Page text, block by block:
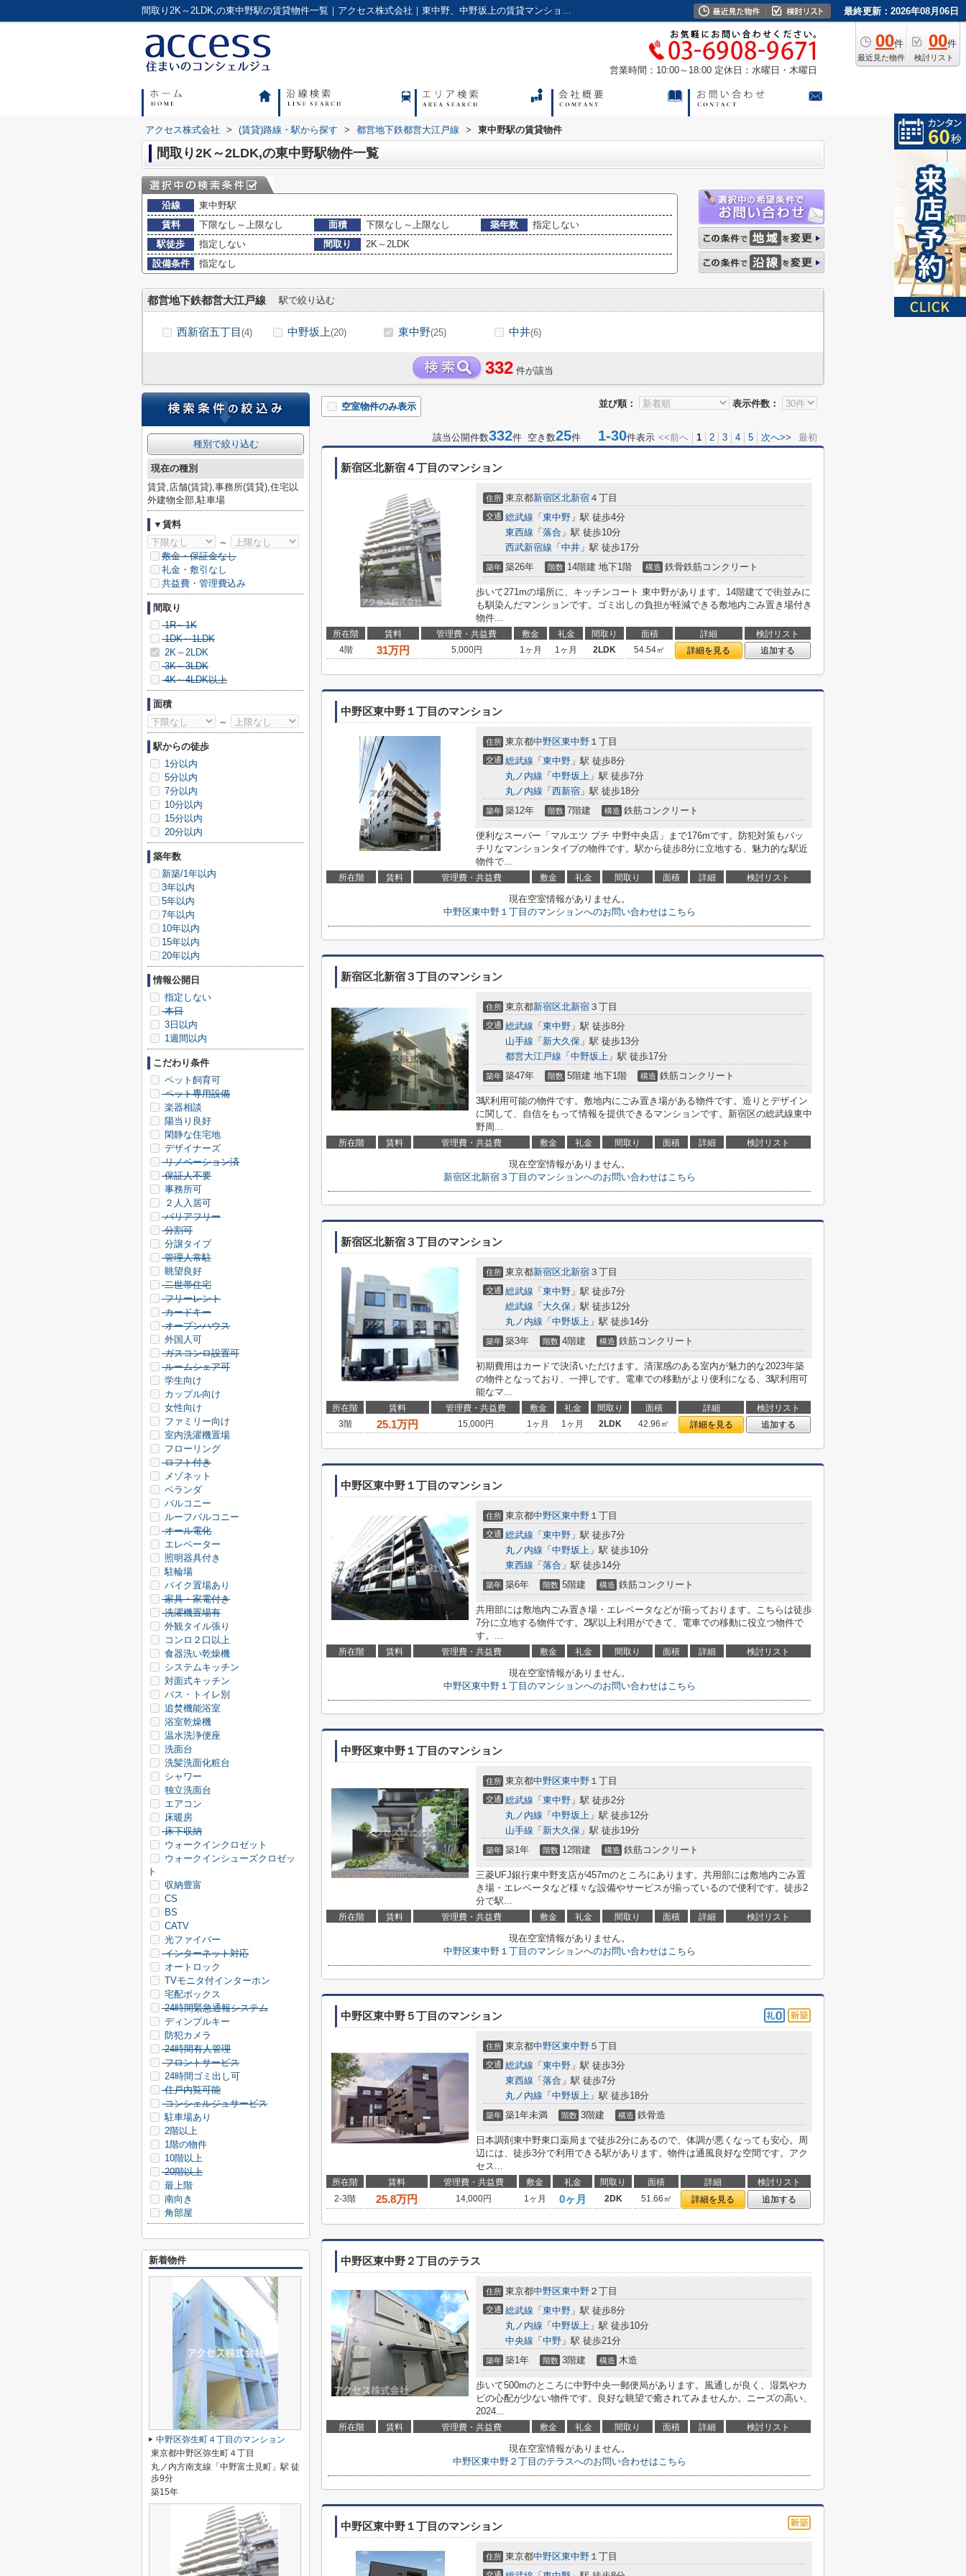
間取り2K～2LDK,の東中野駅の賃貸物件一覧｜アクセス株式会社｜東中野、中野坂上の賃貸マンションやアパートに強い不動産会社 最終更新：2026年08月06日
00件
最近見た物件
00件
検討リスト
営業時間：10:00～18:00 定休日：水曜日・木曜日
アクセス株式会社 > (賃貸)路線・駅から探す > 都営地下鉄都営大江戸線 > 東中野駅の賃貸物件
間取り2K～2LDK,の東中野駅物件一覧
沿線
東中野駅
賃料
下限なし～上限なし 面積 下限なし～上限なし 築年数
指定しない
駅徒歩
指定しない 間取り
2K～2LDK
設備条件
指定なし
都営地下鉄都営大江戸線 駅で絞り込む
西新宿五丁目 (4) 中野坂上(20) 東中野(25) 中井(6)
332 件が該当
並び順： 表示件数：
空室物件のみ表示
該当公開件数332件 空き数25件 1-30件表示 <<前へ 1 2 3 4 5 次へ>> 最初
新宿区北新宿４丁目のマンション
住所 東京都新宿区北新宿 ４丁目
交通 総武線 「 東中野 」駅 徒歩4分
東西線 「 落合 」駅 徒歩10分
西武新宿線 「 中井 」駅 徒歩17分
築年 築26年 階数 14階建 地下1階 構造 鉄骨鉄筋コンクリート
歩いて271mの場所に、キッチンコート 東中野があります。14階建てで街並みに
も馴染んだマンションです。ゴミ出しの負担が軽減できる敷地内ごみ置き場付き
物件...
所在階 賃料 管理費・共益費 敷金 礼金 間取り 面積 詳細
検討リスト
4階
31万円 5,000円 1ヶ月 1ヶ月 2LDK 54.54㎡ 詳細を見る 追加する
中野区東中野１丁目のマンション
住所 東京都中野区東中野 １丁目
交通 総武線 「 東中野 」駅 徒歩8分
丸ノ内線 「 中野坂上 」駅 徒歩7分
丸ノ内線 「 西新宿 」駅 徒歩18分
築年 築12年 階数 7階建 構造 鉄筋コンクリート
便利なスーパー「マルエツ プチ 中野中央店」まで176mです。防犯対策もバッ
チリなマンションタイプの物件です。駅から徒歩8分に立地する、魅力的な駅近
物件で...
所在階 賃料 管理費・共益費 敷金 礼金 間取り 面積 詳細 検討リスト
現在空室情報がありません。
中野区東中野１丁目のマンションへのお問い合わせはこちら
新宿区北新宿３丁目のマンション
住所 東京都新宿区北新宿 ３丁目
交通 総武線 「 東中野 」駅 徒歩8分
山手線 「 新大久保 」駅 徒歩13分
都営大江戸線 「 中野坂上 」駅 徒歩17分
築年 築47年 階数 5階建 地下1階 構造 鉄筋コンクリート
3駅利用可能の物件です。敷地内にごみ置き場がある物件です。造りとデザイン
に関して、自信をもって情報を提供できるマンションです。新宿区の総武線東中
野周...
所在階 賃料 管理費・共益費 敷金 礼金 間取り 面積 詳細 検討リスト
現在空室情報がありません。
新宿区北新宿３丁目のマンションへのお問い合わせはこちら
新宿区北新宿３丁目のマンション
住所 東京都新宿区北新宿 ３丁目
交通 総武線 「 東中野 」駅 徒歩7分
総武線 「 大久保 」駅 徒歩12分
丸ノ内線 「 中野坂上 」駅 徒歩14分
築年 築3年 階数 4階建 構造 鉄筋コンクリート
初期費用はカードで決済いただけます。清潔感のある室内が魅力的な2023年築
の物件となっており、一押しです。電車での移動がより便利になる、3駅利用可
能なマ...
所在階 賃料 管理費・共益費 敷金 礼金 間取り 面積 詳細
検討リスト
3階
25.1万円 15,000円 1ヶ月 1ヶ月 2LDK 42.96㎡ 詳細を見る 追加する
中野区東中野１丁目のマンション
住所 東京都中野区東中野 １丁目
交通 総武線 「 東中野 」駅 徒歩7分
丸ノ内線 「 中野坂上 」駅 徒歩10分
東西線 「 落合 」駅 徒歩14分
築年 築6年 階数 5階建 構造 鉄筋コンクリート
共用部には敷地内ごみ置き場・エレベータなどが揃っております。こちらは徒歩
7分に立地する物件です。2駅以上利用ができて、電車での移動に役立つ物件で
す。...
所在階 賃料 管理費・共益費 敷金 礼金 間取り 面積 詳細 検討リスト
現在空室情報がありません。
中野区東中野１丁目のマンションへのお問い合わせはこちら
中野区東中野１丁目のマンション
住所 東京都中野区東中野 １丁目
交通 総武線 「 東中野 」駅 徒歩2分
丸ノ内線 「 中野坂上 」駅 徒歩12分
山手線 「 新大久保 」駅 徒歩19分
築年 築1年 階数 12階建 構造 鉄筋コンクリート
三菱UFJ銀行東中野支店が457mのところにあります。共用部には敷地内ごみ置
き場・エレベータなど様々な設備やサービスが揃っているので便利です。徒歩2
分で駅...
所在階 賃料 管理費・共益費 敷金 礼金 間取り 面積 詳細 検討リスト
現在空室情報がありません。
中野区東中野１丁目のマンションへのお問い合わせはこちら
中野区東中野５丁目のマンション
住所 東京都中野区東中野 ５丁目
交通 総武線 「 東中野 」駅 徒歩3分
東西線 「 落合 」駅 徒歩7分
丸ノ内線 「 中野坂上 」駅 徒歩18分
築年 築1年未満 階数 3階建 構造 鉄骨造
日本調剤東中野東口薬局まで徒歩2分にあるので、体調が悪くなっても安心。周
辺には、徒歩3分で利用できる駅があります。物件は通風良好な空間です。アク
セス...
所在階 賃料 管理費・共益費 敷金 礼金 間取り 面積 詳細
検討リスト
2-3階
25.8万円 14,000円 1ヶ月 0ヶ月 2DK 51.66㎡ 詳細を見る 追加する
中野区東中野２丁目のテラス
住所 東京都中野区東中野 ２丁目
交通 総武線 「 東中野 」駅 徒歩8分
丸ノ内線 「 中野坂上 」駅 徒歩10分
中央線 「 中野 」駅 徒歩21分
築年 築1年 階数 3階建 構造 木造
歩いて500mのところに中野中央一郵便局があります。風通しが良く、湿気やカ
ビの心配が少ない物件です。良好な眺望で癒されてみませんか。ニーズの高い、
2024...
所在階 賃料 管理費・共益費 敷金 礼金 間取り 面積 詳細 検討リスト
現在空室情報がありません。
中野区東中野２丁目のテラスへのお問い合わせはこちら
中野区東中野１丁目のマンション
住所 東京都中野区東中野 １丁目
種別で絞り込む
現在の種別
賃貸,店舗(賃貸),事務所(賃貸),住宅以
外建物全部,駐車場
▼賃料
～
敷金・保証金なし
礼金・敷引なし
共益費・管理費込み
間取り
1R～1K
1DK～1LDK
2K～2LDK
3K～3LDK
4K～4LDK以上
面積
～
駅からの徒歩
1分以内
5分以内
7分以内
10分以内
15分以内
20分以内
築年数
新築/1年以内
3年以内
5年以内
7年以内
10年以内
15年以内
20年以内
情報公開日
指定しない
本日
3日以内
1週間以内
こだわり条件
ペット飼育可
ペット専用設備
楽器相談
陽当り良好
閑静な住宅地
デザイナーズ
リノベーション済
保証人不要
事務所可
２人入居可
バリアフリー
分割可
分譲タイプ
管理人常駐
眺望良好
二世帯住宅
フリーレント
カードキー
オープンハウス
外国人可
ガスコンロ設置可
ルームシェア可
学生向け
カップル向け
女性向け
ファミリー向け
室内洗濯機置場
フローリング
ロフト付き
メゾネット
ベランダ
バルコニー
ルーフバルコニー
オール電化
エレベーター
照明器具付き
駐輪場
バイク置場あり
家具・家電付き
洗濯機置場有
外観タイル張り
コンロ２口以上
食器洗い乾燥機
システムキッチン
対面式キッチン
バス・トイレ別
追焚機能浴室
浴室乾燥機
温水洗浄便座
洗面台
洗髪洗面化粧台
シャワー
独立洗面台
エアコン
床暖房
床下収納
ウォークインクロゼット
ウォークインシューズクロゼッ
ト
収納豊富
CS
BS
CATV
光ファイバー
インターネット対応
オートロック
TVモニタ付インターホン
宅配ボックス
24時間緊急通報システム
ディンプルキー
防犯カメラ
24時間有人管理
フロントサービス
24時間ゴミ出し可
住戸内覧可能
コンシェルジュサービス
駐車場あり
2階以上
1階の物件
10階以上
20階以上
最上階
南向き
角部屋
新着物件
中野区弥生町４丁目のマンション
東京都中野区弥生町４丁目
丸ノ内方南支線「中野富士見町」駅 徒
歩9分
築15年